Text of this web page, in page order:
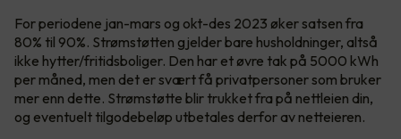
For periodene jan-mars og okt-des 2023 øker satsen fra
80% til 90%. Strømstøtten gjelder bare husholdninger, altså
ikke hytter/fritidsboliger. Den har et øvre tak på 5000 kWh
per måned, men det er svært få privatpersoner som bruker
mer enn dette. Strømstøtte blir trukket fra på nettleien din,
og eventuelt tilgodebeløp utbetales derfor av netteieren.